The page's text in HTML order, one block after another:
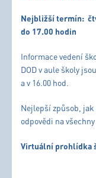
Nejbližší termín:
do 17.00 hodin
Informace vedení
DOD v aule školy
a v 16.00 hod.
Nejlepší způsob,
odpovědi na
Virtuální prohlídka